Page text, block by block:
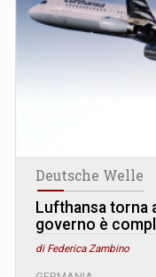
Deutsche Welle
Lufthansa torna
governo è
di Federica Zambino